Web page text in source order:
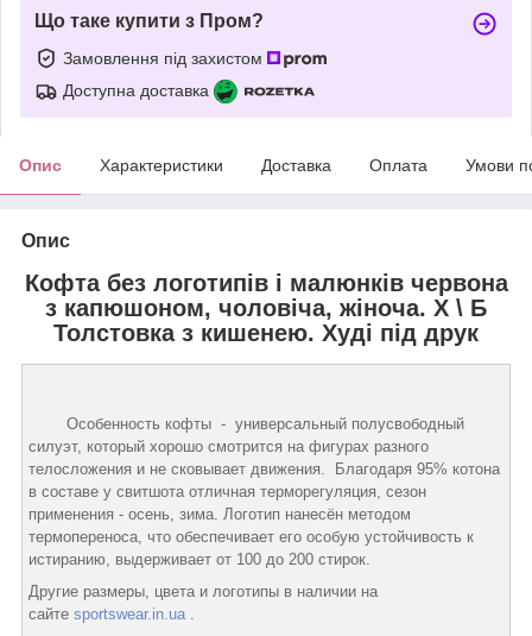
Що таке купити з Пром?
Замовлення під захистом
Доступна доставка
Опис Характеристики Доставка Оплата Умови
Опис
Кофта без логотипів і малюнків червона
з капюшоном, чоловіча, жіноча. Х \ Б
Толстовка з кишенею. Худі під друк
Особенность кофты - универсальный полусвободный
силуэт, который хорошо смотрится на фигурах разного
телосложения и не сковывает движения. Благодаря 95% котона
в составе у свитшота отличная терморегуляция, сезон
применения - осень, зима. Логотип нанесён методом
термопереноса, что обеспечивает его особую устойчивость к
истиранию, выдерживает от 100 до 200 стирок.
Другие размеры, цвета и логотипы в наличии на
сайте sportswear.in.ua.